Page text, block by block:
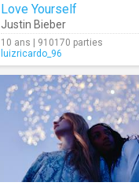
Love Yourself
Justin Bieber
10 ans | 910170 parties
luizricardo_96